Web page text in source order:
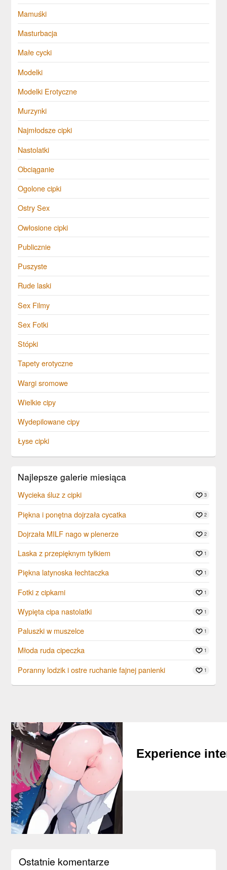
Mamuśki
Masturbacja
Małe cycki
Modelki
Modelki Erotyczne
Murzynki
Najmłodsze cipki
Nastolatki
Obciąganie
Ogolone cipki
Ostry Sex
Owłosione cipki
Publicznie
Puszyste
Rude laski
Sex Filmy
Sex Fotki
Stópki
Tapety erotyczne
Wargi sromowe
Wielkie cipy
Wydepilowane cipy
Łyse cipki
Najlepsze galerie miesiąca
Wycieka śluz z cipki 3
Piękna i ponętna dojrzała cycatka 2
Dojrzała MILF nago w plenerze 2
Laska z przepięknym tyłkiem 1
Piękna latynoska łechtaczka 1
Fotki z cipkami 1
Wypięta cipa nastolatki 1
Paluszki w muszelce 1
Młoda ruda cipeczka 1
Poranny lodzik i ostre ruchanie fajnej panienki 1
Experience
Ostatnie komentarze